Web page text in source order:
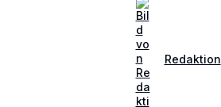
Redaktion